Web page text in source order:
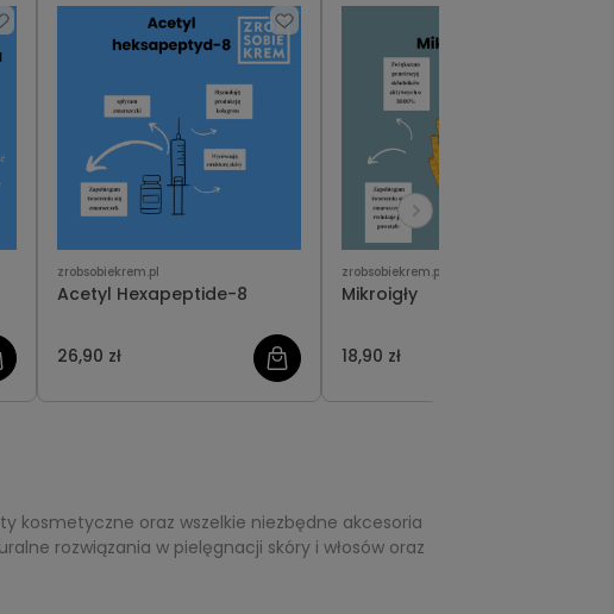
zrobsobiekrem.pl
Acetyl Hexapeptide-8
26,90 zł
zrobsobiekrem.pl
Mikroigły
18,90 zł
kosmetyczne oraz wszelkie niezbędne akcesoria
rozwiązania w pielęgnacji skóry i włosów oraz